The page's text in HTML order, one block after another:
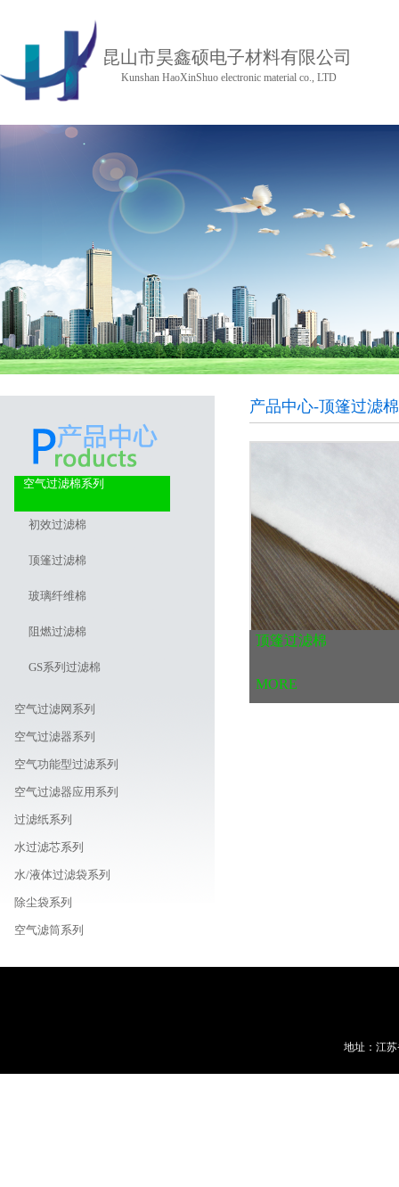
昆山市昊鑫硕电子材料有限公司
Kunshan HaoXinShuo electronic material co., LTD
空气过滤棉系列
初效过滤棉
顶篷过滤棉
玻璃纤维棉
阻燃过滤棉
GS系列过滤棉
空气过滤网系列
空气过滤器系列
空气功能型过滤系列
空气过滤器应用系列
过滤纸系列
水过滤芯系列
水/液体过滤袋系列
除尘袋系列
空气滤筒系列
产品中心-顶篷过滤棉
顶篷过滤棉
MORE
地址：江